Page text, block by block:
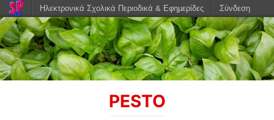
PESTO
Ηλεκτρονικά Σχολικά Περιοδικά & Εφημερίδες Σύνδεση